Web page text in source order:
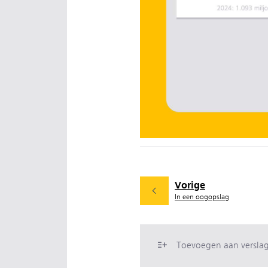
Vorige
In een oogopslag
Toevoegen aan